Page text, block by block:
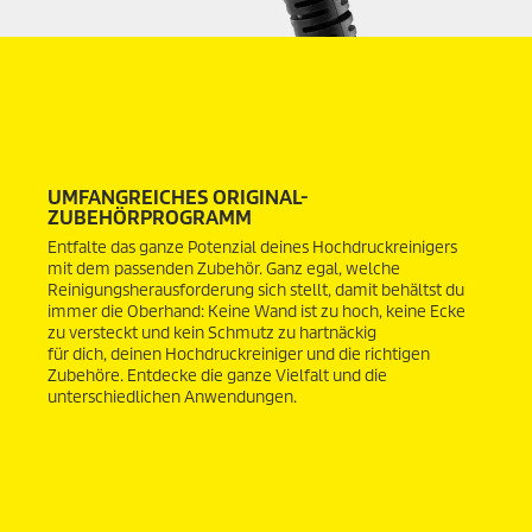
UMFANGREICHES ORIGINAL-
ZUBEHÖRPROGRAMM
Entfalte das ganze Potenzial deines Hochdruckreinigers
mit dem passenden Zubehör. Ganz egal, welche
Reinigungsherausforderung sich stellt, damit behältst du
immer die Oberhand: Keine Wand ist zu hoch, keine Ecke
zu versteckt und kein Schmutz zu hartnäckig
für dich, deinen Hochdruckreiniger und die richtigen
Zubehöre. Entdecke die ganze Vielfalt und die
unterschiedlichen Anwendungen.